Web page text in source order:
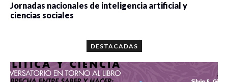
Jornadas nacionales de inteligencia artificial y
ciencias sociales
DESTACADAS